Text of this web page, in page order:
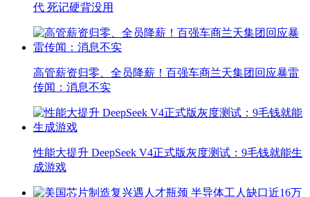
代 死记硬背没用
高管薪资归零、全员降薪！百强车商兰天集团回应暴雷
传闻：消息不实
性能大提升 DeepSeek V4正式版灰度测试：9毛钱就能生
成游戏